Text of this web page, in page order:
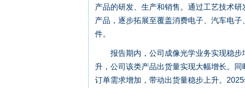
产品的研发、生产和销售。通过工艺技术
产品，逐步拓展至覆盖消费电子、汽车电
件。
报告期内，公司成像光学业务实现稳步
升，公司该类产品出货量实现大幅增长。
订单需求增加，带动出货量稳步上升。